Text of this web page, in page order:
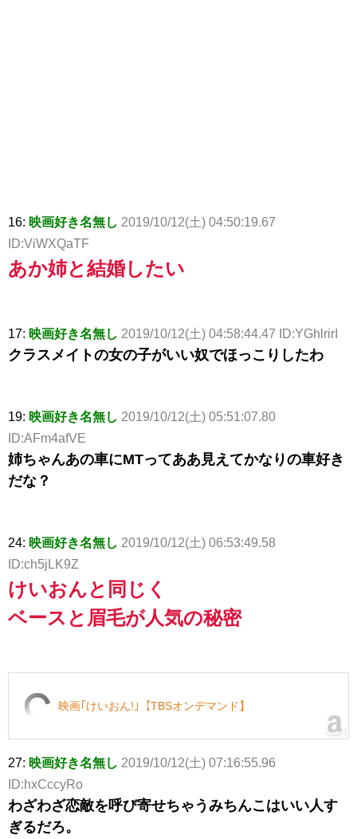
16: 映画好き名無し 2019/10/12(土) 04:50:19.67
ID:ViWXQaTF
あか姉と結婚したい
17: 映画好き名無し 2019/10/12(土) 04:58:44.47 ID:YGhlrirI
クラスメイトの女の子がいい奴でほっこりしたわ
19: 映画好き名無し 2019/10/12(土) 05:51:07.80
ID:AFm4afVE
姉ちゃんあの車にMTってああ見えてかなりの車好き
だな？
24: 映画好き名無し 2019/10/12(土) 06:53:49.58
ID:ch5jLK9Z
けいおんと同じく
ベースと眉毛が人気の秘密
映画｢けいおん!｣【TBSオンデマンド】
27: 映画好き名無し 2019/10/12(土) 07:16:55.96
ID:hxCccyRo
わざわざ恋敵を呼び寄せちゃうみちんこはいい人す
ぎるだろ。